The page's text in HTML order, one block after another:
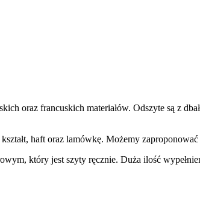
oraz francuskich materiałów. Odszyte są z
haft oraz lamówkę. Możemy
który jest szyty ręcznie. Duża ilość